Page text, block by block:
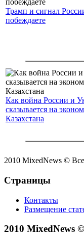
Трамп и сигнал
побеждаете
Как война России и
сказывается на
Казахстана
2010 MixedNews ©
Страницы
Контакты
Размещение
2010 MixedNews